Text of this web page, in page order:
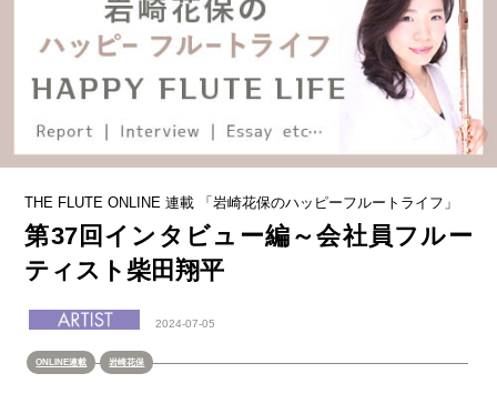
THE FLUTE ONLINE 連載 「岩崎花保のハッピーフルートライフ」
第37回インタビュー編～会社員フルー
ティスト柴田翔平
2024-07-05
ONLINE連載 岩崎花保